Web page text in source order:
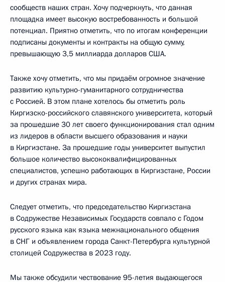
сообществ наших стран. Хочу подчеркнуть, что данная
площадка имеет высокую востребованность и большой
потенциал. Приятно отметить, что по итогам конференции
подписаны документы и контракты на общую сумму,
превышающую 3,5 миллиарда долларов США.
Также хочу отметить, что мы придаём огромное значение
развитию культурно-гуманитарного сотрудничества
с Россией. В этом плане хотелось бы отметить роль
Киргизско-российского славянского университета, который
за прошедшие 30 лет своего функционирования стал одним
из лидеров в области высшего образования и науки
в Киргизстане. За прошедшие годы университет выпустил
большое количество высококвалифицированных
специалистов, успешно работающих в Киргизстане, России
и других странах мира.
Следует отметить, что председательство Киргизстана
в Содружестве Независимых Государств совпало с Годом
русского языка как языка межнационального общения
в СНГ и объявлением города Санкт-Петербурга культурной
столицей Содружества в 2023 году.
Мы также обсудили чествование 95-летия выдающегося